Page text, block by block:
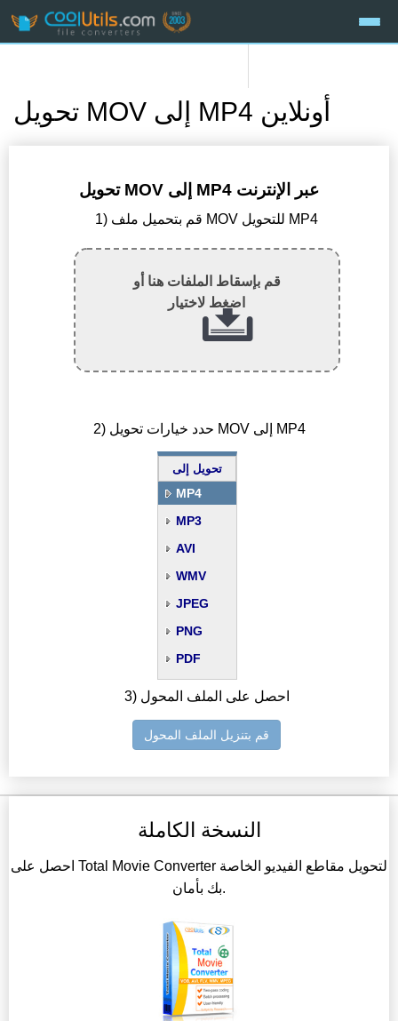
تحويل MOV إلى MP4 أونلاين
تحويل MOV إلى MP4 عبر الإنترنت
1) قم بتحميل ملف MOV للتحويل MP4
قم بإسقاط الملفات هنا أو
اضغط لاختيار
2) حدد خيارات تحويل MOV إلى MP4
تحويل إلى
MP4
MP3
AVI
WMV
JPEG
PNG
PDF
3) احصل على الملف المحول
قم بتنزيل الملف المحول
النسخة الكاملة
احصل على Total Movie Converter لتحويل مقاطع الفيديو الخاصة
بك بأمان.